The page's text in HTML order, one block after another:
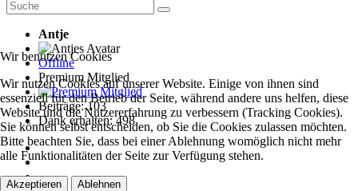
Antje
Offline
Premium Mitglied
Beiträge: 103
Dank erhalten: 498
Wir benutzen Cookies
Wir nutzen Cookies auf unserer Website. Einige von ihnen sind
essenziell für den Betrieb der Seite, während andere uns helfen, diese
Website und die Nutzererfahrung zu verbessern (Tracking Cookies).
Sie können selbst entscheiden, ob Sie die Cookies zulassen möchten.
Bitte beachten Sie, dass bei einer Ablehnung womöglich nicht mehr
alle Funktionalitäten der Seite zur Verfügung stehen.
Akzeptieren Ablehnen